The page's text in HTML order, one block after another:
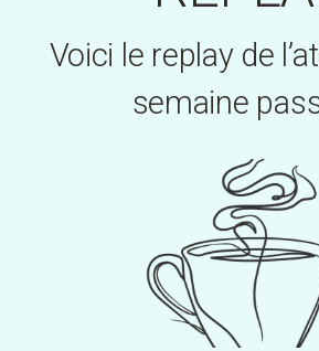
Voici le replay de
semaine